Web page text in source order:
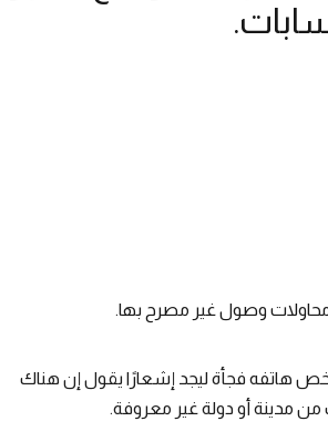
وصول غير مصرح بها.
هاتفه فجأة ليجد إشعارًا يقول إن هناك
من مدينة أو دولة غير معروفة.